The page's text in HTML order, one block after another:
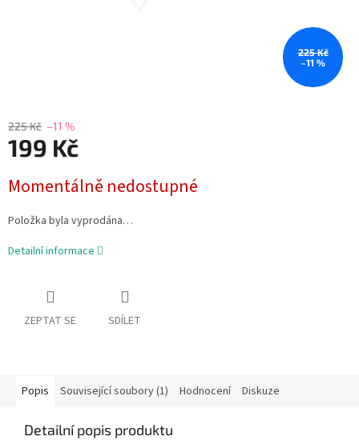
225 Kč
–11 %
225 Kč –11 %
199 Kč
cena:
Momentálně nedostupné
Položka byla vyprodána…
Detailní informace
ZEPTAT SE SDÍLET
Popis Související soubory (1) Hodnocení Diskuze
Detailní popis produktu